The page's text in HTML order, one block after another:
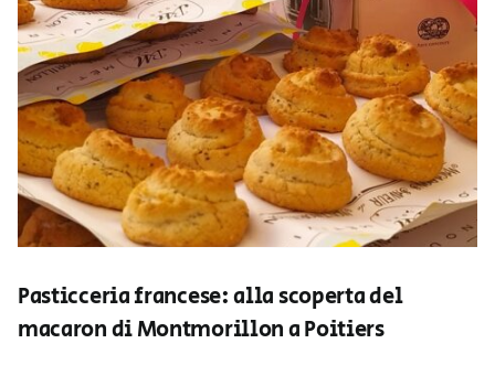
Pasticceria francese: alla scoperta del
macaron di Montmorillon a Poitiers